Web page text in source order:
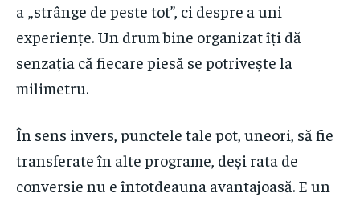
a „strânge de peste tot”, ci despre a uni
experiențe. Un drum bine organizat îți dă
senzația că fiecare piesă se potrivește la
milimetru.
În sens invers, punctele tale pot, uneori, să fie
transferate în alte programe, deși rata de
conversie nu e întotdeauna avantajoasă. E un